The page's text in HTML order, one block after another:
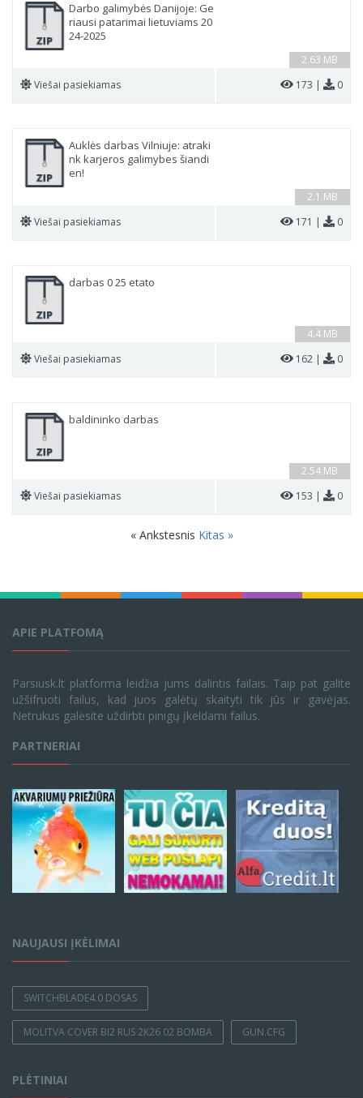
2.63 MB
Darbo galimybės Danijoje: Ge
riausi patarimai lietuviams 20
24-2025
Viešai pasiekiamas 173 | 0
2.1 MB
Auklės darbas Vilniuje: atraki
nk karjeros galimybes šiandi
en!
Viešai pasiekiamas 171 | 0
4.4 MB
darbas 0 25 etato
Viešai pasiekiamas 162 | 0
2.54 MB
baldininko darbas
Viešai pasiekiamas 153 | 0
« Ankstesnis Kitas »
APIE PLATFOMĄ
Parsiusk.lt platforma leidžia jums dalintis failais. Taip pat galite
užšifruoti failus, kad juos galėtų skaityti tik jūs ir gavėjas.
Netrukus galėsite uždirbti pinigų įkeldami failus.
PARTNERIAI
NAUJAUSI ĮKĖLIMAI
SWITCHBLADE4.0 DOSAS
MOLITVA COVER BI2 RUS 2K26 02 BOMBA GUN.CFG
PLĖTINIAI